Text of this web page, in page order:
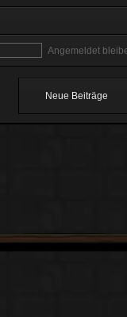
Angemeldet
Neue Beiträge